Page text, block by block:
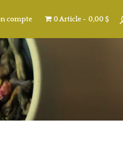
compte 0 Article 0,00 $